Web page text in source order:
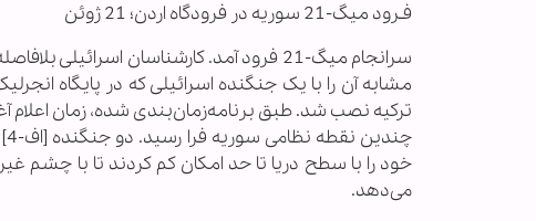
فـرود میگ-21 سوریه در فرودگاه اردن؛ 21 ژوئن
سرانجام میگ-21 فرود آمد. کارشناسان
ترکیه نصب شد. طبق برنامه‌زمان‌بندی شده، زمان اعلام
خود را با سطح دریا تا حد امکان کم کردند تا با چشم
می‌دهد.